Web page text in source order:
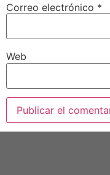
Correo electrónico *
Web